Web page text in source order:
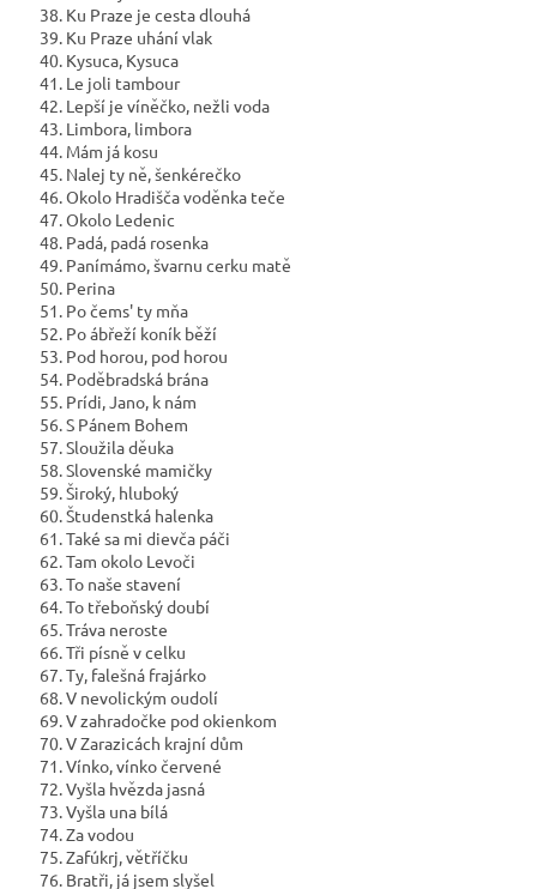
38. Ku Praze je cesta dlouhá
39. Ku Praze uhání vlak
40. Kysuca, Kysuca
41. Le joli tambour
42. Lepší je víněčko, nežli voda
43. Limbora, limbora
44. Mám já kosu
45. Nalej ty ně, šenkérečko
46. Okolo Hradišča voděnka teče
47. Okolo Ledenic
48. Padá, padá rosenka
49. Panímámo, švarnu cerku matě
50. Perina
51. Po čems' ty mňa
52. Po ábřeží koník běží
53. Pod horou, pod horou
54. Poděbradská brána
55. Prídi, Jano, k nám
56. S Pánem Bohem
57. Sloužila děuka
58. Slovenské mamičky
59. Široký, hluboký
60. Študenstká halenka
61. Také sa mi dievča páči
62. Tam okolo Levoči
63. To naše stavení
64. To třeboňský doubí
65. Tráva neroste
66. Tři písně v celku
67. Ty, falešná frajárko
68. V nevolickým oudolí
69. V zahradočke pod okienkom
70. V Zarazicách krajní dům
71. Vínko, vínko červené
72. Vyšla hvězda jasná
73. Vyšla una bílá
74. Za vodou
75. Zafúkrj, větříčku
76. Bratři, já jsem slyšel